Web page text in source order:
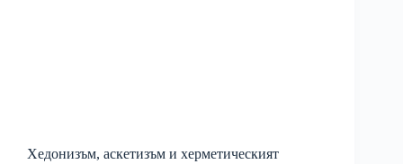
Хедонизъм, аскетизъм и херметическият